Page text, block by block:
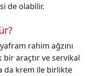
de olabilir.
rahim ağzını
araçtır ve servikal
da krem ile birlikte